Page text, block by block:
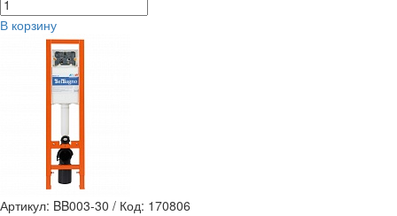
В корзину
Артикул: BB003-30 / Код: 170806